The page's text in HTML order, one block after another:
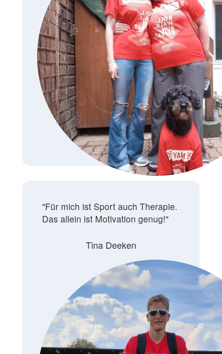
"Für mich ist Sport auch Therapie.
Das allein ist Motivation genug!"
Tina Deeken